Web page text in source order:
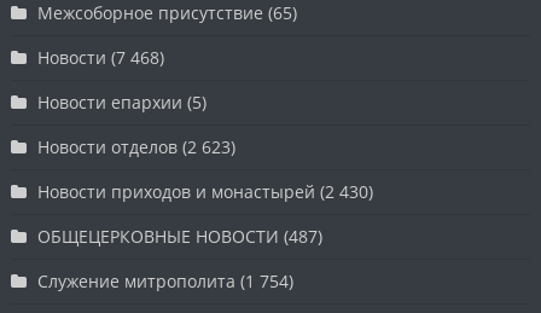
Межсоборное присутствие (65)
Новости (7 468)
Новости епархии (5)
Новости отделов (2 623)
Новости приходов и монастырей (2 430)
ОБЩЕЦЕРКОВНЫЕ НОВОСТИ (487)
Служение митрополита (1 754)